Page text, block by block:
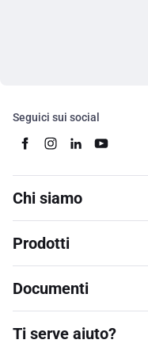
Seguici sui social
Chi siamo
Prodotti
Documenti
Ti serve aiuto?